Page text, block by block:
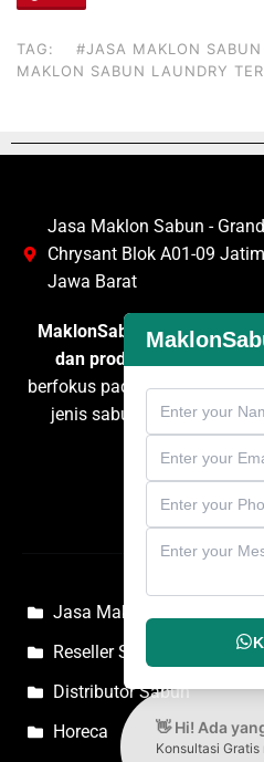
TAG: #JASA MAKLON
MAKLON SABUN LAUNDRY
Jasa Maklon Sabun -
Chrysant Blok A01-09
Jawa Barat
MaklonSabun.co.idadalah
dan produksi sabun
berfokus pada
jenis sabun untuk
tangga, dan
Jasa Maklon Sabun
Reseller Sabun
Distributor Sabun
Horeca
👋 Hi! Ada
Konsultasi